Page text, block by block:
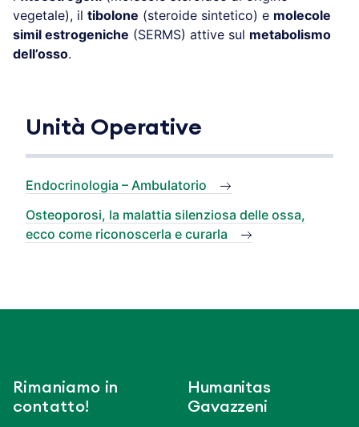
vegetale), il tibolone (steroide sintetico) e molecole
simil estrogeniche (SERMS) attive sul metabolismo
dell’osso.
Unità Operative
Endocrinologia – Ambulatorio
Osteoporosi, la malattia silenziosa delle ossa,
ecco come riconoscerla e curarla
Rimaniamo in
contatto!
Humanitas
Gavazzeni